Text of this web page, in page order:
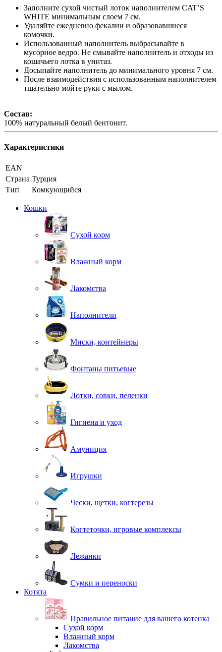
Заполните сухой чистый лоток наполнителем CAT’S
WHITE минимальным слоем 7 см.
Удаляйте ежедневно фекалии и образовавшиеся
комочки.
Использованный наполнитель выбрасывайте в
мусорное ведро. Не смывайте наполнитель и отходы из
кошачьего лотка в унитаз.
Досыпайте наполнитель до минимального уровня 7 см.
После взаимодействия с использованным наполнителем
тщательно мойте руки с мылом.
Состав:
100% натуральный белый бентонит.
Характеристики
EAN
Страна Турция
Тип
Комкующийся
Кошки
Сухой корм
Влажный корм
Лакомства
Наполнители
Миски, контейнеры
Фонтаны питьевые
Лотки, совки, пеленки
Гигиена и уход
Амуниция
Игрушки
Чески, щетки, когтерезы
Когтеточки, игровые комплексы
Лежанки
Сумки и переноски
Котята
Правильное питание для вашего котенка
Сухой корм
Влажный корм
Лакомства